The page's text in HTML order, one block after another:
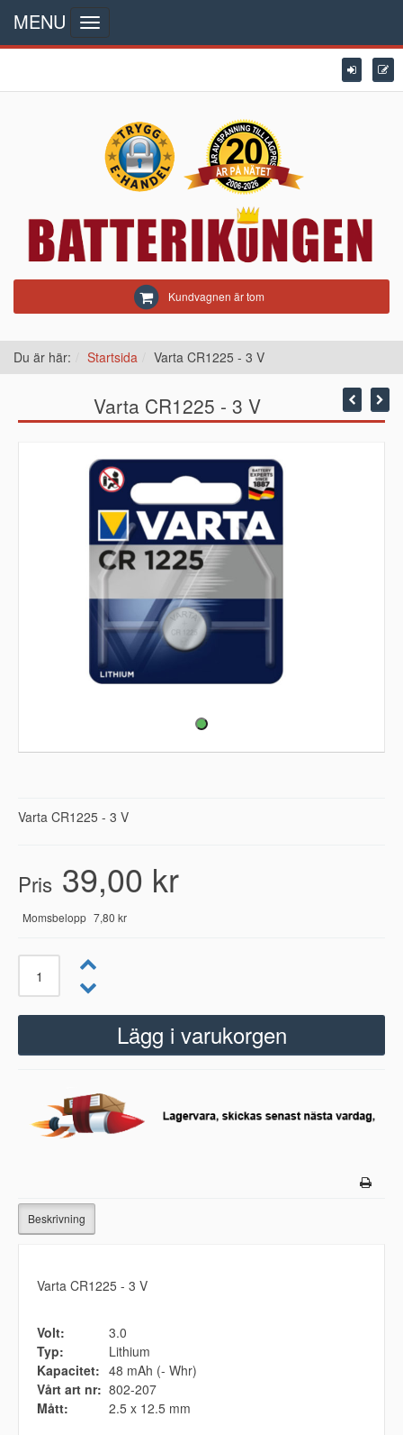
Kundvagnen är tom
MENU
Toggle
navigation
Du är här: Startsida Varta CR1225 - 3 V
Varta CR1225 - 3 V
Varta CR1225 - 3 V
Pris 39,00 kr
Momsbelopp 7,80 kr
Beskrivning
Varta CR1225 - 3 V
Volt:
3.0
Typ:
Lithium
Kapacitet: 48 mAh (- Whr)
Vårt art nr: 802-207
Mått:
2.5 x 12.5 mm